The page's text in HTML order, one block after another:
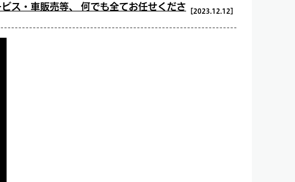
ス・車販売等、 何でも全てお任せくださ
［2023.12.12］